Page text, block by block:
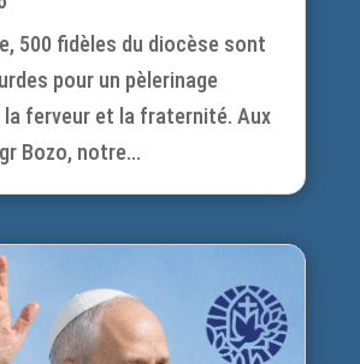
500 fidèles du diocèse sont
pour un pèlerinage
la ferveur et la fraternité. Aux
Bozo, notre...